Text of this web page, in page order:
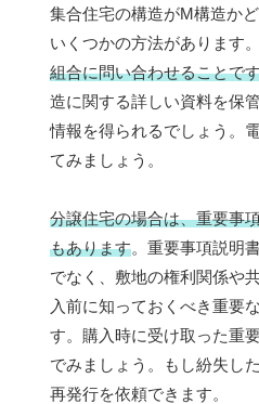
集合住宅の構造がM構造か
いくつかの方法があります。
組合に問い合わせることで
造に関する詳しい資料を保
情報を得られるでしょう。
てみましょう。
分譲住宅の場合は、重要事
もあります。重要事項説明
でなく、敷地の権利関係や
入前に知っておくべき重要
す。購入時に受け取った重
でみましょう。もし紛失し
再発行を依頼できます。